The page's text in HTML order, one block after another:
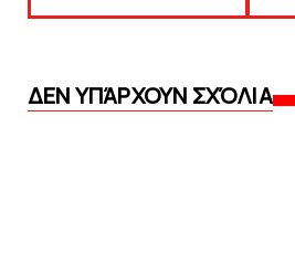
ΔΕΝ ΥΠΆΡΧΟΥΝ ΣΧΌΛΙΑ